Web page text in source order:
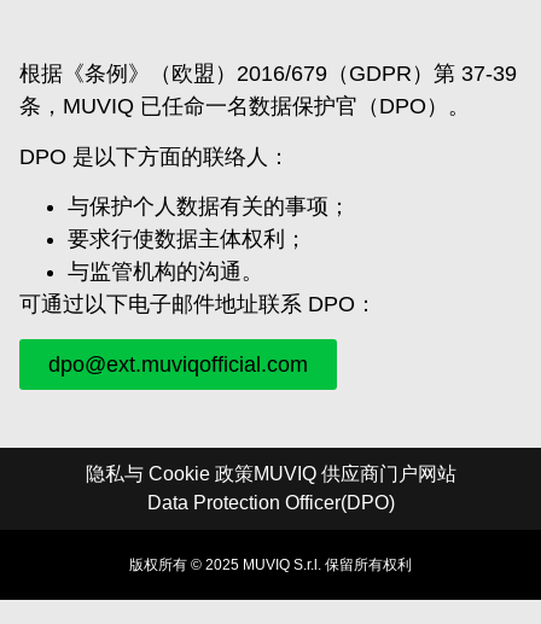
根据《条例》（欧盟）2016/679（GDPR）第 37-39
条，MUVIQ 已任命一名数据保护官（DPO）。
DPO 是以下方面的联络人：
与保护个人数据有关的事项；
要求行使数据主体权利；
与监管机构的沟通。
可通过以下电子邮件地址联系 DPO：
dpo@ext.muviqofficial.com
隐私与 Cookie 政策MUVIQ 供应商门户网站
Data Protection Officer(DPO)
版权所有 © 2025 MUVIQ S.r.l. 保留所有权利